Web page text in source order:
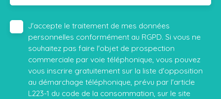
J'accepte le traitement de mes données
personnelles conformément au RGPD. Si vous ne
souhaitez pas faire l'objet de prospection
commerciale par voie téléphonique, vous pouvez
vous inscrire gratuitement sur la liste d'opposition
au démarchage téléphonique, prévu par l'article
L223-1 du code de la consommation, sur le site